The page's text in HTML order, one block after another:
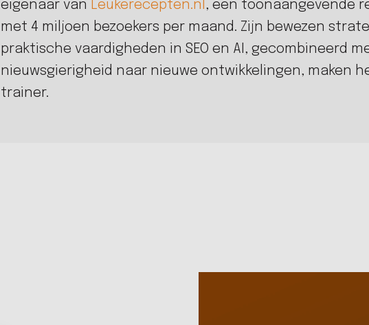
eigenaar van Leukerecepten.nl , een toonaangevende
met 4 miljoen bezoekers per maand. Zijn bewezen
praktische vaardigheden in SEO en AI, gecombineerd
nieuwsgierigheid naar nieuwe ontwikkelingen, maken
trainer.